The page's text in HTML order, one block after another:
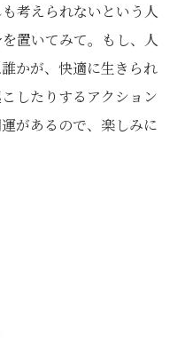
考えられないという人
置いてみて。もし、人
かが、快適に生きられ
したりするアクション
があるので、楽しみに